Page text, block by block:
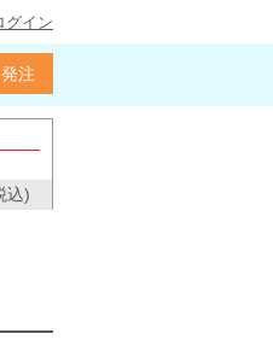
グイン
注
込)